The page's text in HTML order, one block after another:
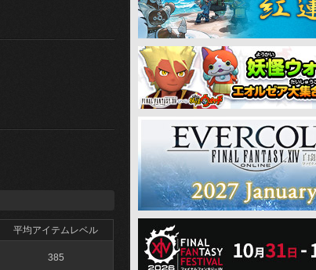
平均アイテムレベル
385